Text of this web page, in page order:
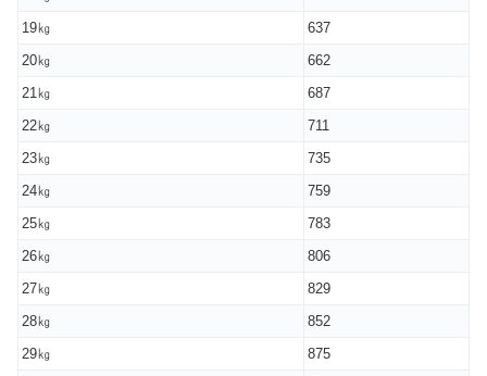
19㎏
637
20㎏
662
21㎏
687
22㎏
711
23㎏
735
24㎏
759
25㎏
783
26㎏
806
27㎏
829
28㎏
852
29㎏
875